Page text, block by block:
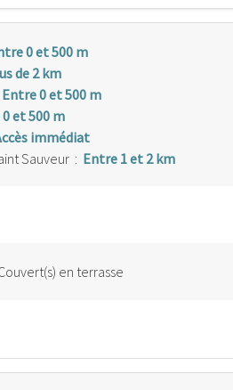
0 et 500 m
de 2 km
Entre 0 et 500 m
et 500 m
immédiat
Sauveur : Entre 1 et 2 km
en terrasse